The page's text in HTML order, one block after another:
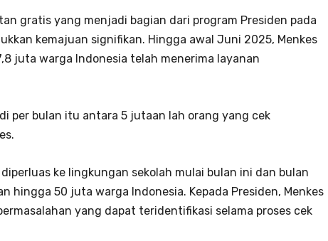
gratis yang menjadi bagian dari program Presiden pada
kemajuan signifikan. Hingga awal Juni 2025, Menkes
juta warga Indonesia telah menerima layanan
per bulan itu antara 5 jutaan lah orang yang cek
ke lingkungan sekolah mulai bulan ini dan bulan
hingga 50 juta warga Indonesia. Kepada Presiden, Menkes
yang dapat teridentifikasi selama proses cek